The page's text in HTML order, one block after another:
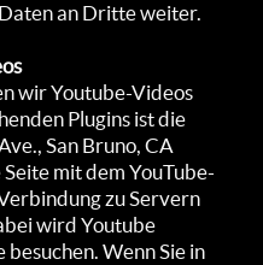
an Dritte weiter.
wir Youtube-Videos
Plugins ist die
San Bruno, CA
mit dem YouTube-
zu Servern
wird Youtube
Wenn Sie in